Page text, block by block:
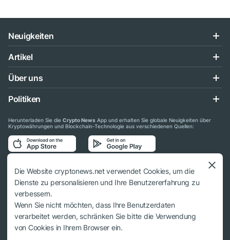
Neuigkeiten
Artikel
Über uns
Politiken
Herunterladen Sie die Crypto News App und erhalten Sie globale Neuigkeiten über
Kryptowährungen und Blockchain-Technologie aus verschiedenen Quellen:
Folgen Sie uns auf den sozialen Medien
© 2018 - 2026 Crypto News. Bei der Verwendung der Materialien muss auf
cryptonews.net verwiesen werden.
Die Website cryptonews.net verwendet Cookies, um die
Dienste zu personalisieren und Ihre Benutzererfahrung zu
verbessern.
Wenn Sie nicht möchten, dass Ihre Benutzerdaten
verarbeitet werden, schränken Sie bitte die Verwendung
von Cookies in Ihrem Browser ein.